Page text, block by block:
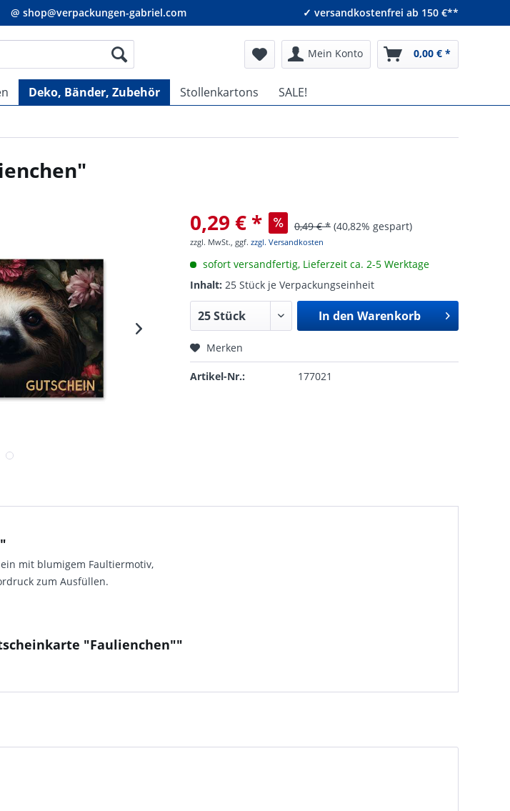
@ shop@verpackungen-gabriel.com ✓ versandkostenfrei ab 150 €**
Mein Konto 0,00 € *
Deko, Bänder, Zubehör Stollenkartons SALE!
0,29 € *
0,49 € * (40,82% gespart)
zzgl. MwSt., ggf. zzgl. Versandkosten
sofort versandfertig, Lieferzeit ca. 2-5 Werktage
Inhalt: 25 Stück je Verpackungseinheit
In den Warenkorb
Merken
Artikel-Nr.: 177021
mit blumigem Faultiermotiv,
zum Ausfüllen.
"Faulienchen""